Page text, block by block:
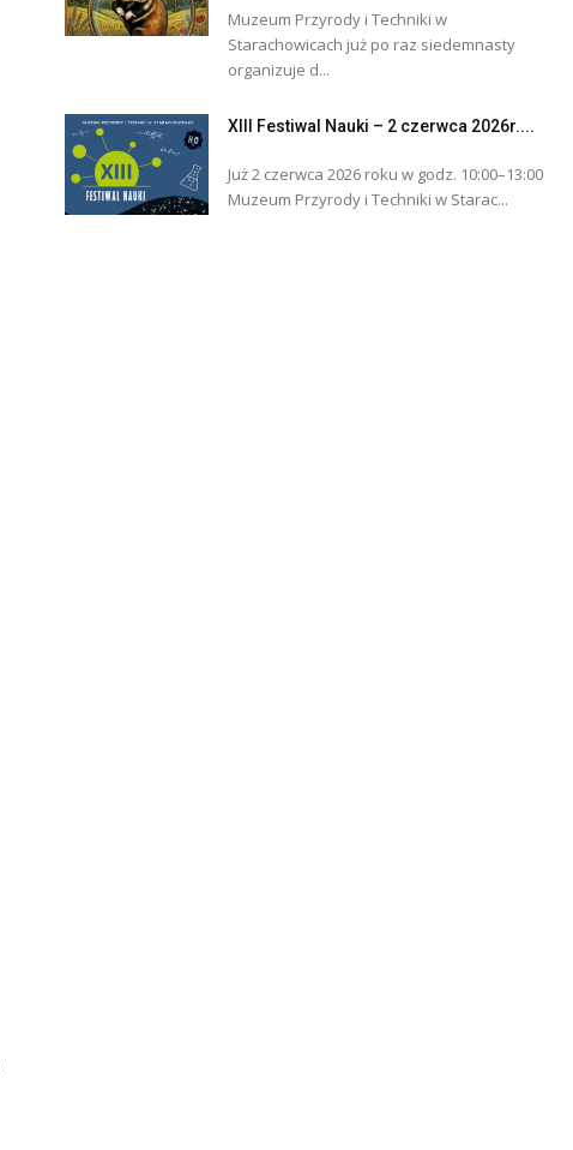
Muzeum Przyrody i Techniki w
Starachowicach już po raz siedemnasty
organizuje d...
XIII Festiwal Nauki – 2 czerwca 2026r....
Już 2 czerwca 2026 roku w godz. 10:00–13:00
Muzeum Przyrody i Techniki w Starac...